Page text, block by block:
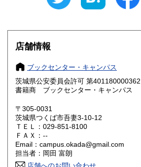
静岡県
滋賀県
大阪府 1,070円
奈良県 1,070円 和歌山県
鳥取県
岡山県
山口県
店舗情報
ブックセンター・キャンパス
茨城県公安委員会許可 第401180000362
書籍商 ブックセンター・キャンパス
〒305-0031
茨城県つくば市吾妻3-10-12
ＴＥＬ：029-851-8100
ＦＡＸ：--
Email：campus.okada@gmail.com
担当者：岡田 富朗